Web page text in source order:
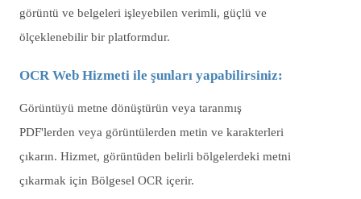
görüntü ve belgeleri işleyebilen verimli, güçlü ve
ölçeklenebilir bir platformdur.
OCR Web Hizmeti ile şunları yapabilirsiniz:
Görüntüyü metne dönüştürün veya taranmış
PDF'lerden veya görüntülerden metin ve karakterleri
çıkarın. Hizmet, görüntüden belirli bölgelerdeki metni
çıkarmak için Bölgesel OCR içerir.